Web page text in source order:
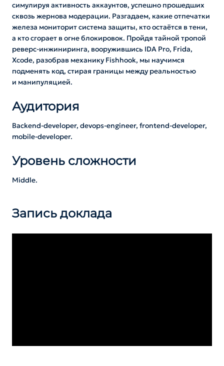
симулируя активность аккаунтов, успешно прошедших
сквозь жернова модерации. Разгадаем, какие отпечатки
железа мониторит система защиты, кто остаётся в тени,
а кто сгорает в огне блокировок. Пройдя тайной тропой
реверс-инжиниринга, вооружившись IDA Pro, Frida,
Xcode, разобрав механику Fishhook, мы научимся
подменять код, стирая границы между реальностью
и манипуляцией.
Аудитория
Backend-developer, devops-engineer, frontend-developer,
mobile-developer.
Уровень сложности
Middle.
Запись доклада